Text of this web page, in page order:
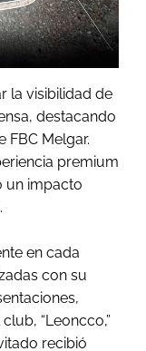
la visibilidad de
destacando
Melgar.
premium
un impacto
en cada
con su
“Leoncco,”
recibió